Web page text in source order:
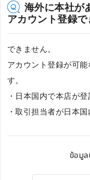
海外に本社が
アカウント登録
できません。
アカウント登録が可
す。
・日本国内で本店が
・取引担当者が日本
ข้อมูล